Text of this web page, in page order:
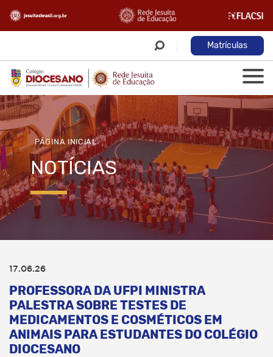
Matrículas
PÁGINA INICIAL
NOTÍCIAS
17.06.26
PROFESSORA DA UFPI MINISTRA
PALESTRA SOBRE TESTES DE
MEDICAMENTOS E COSMÉTICOS EM
ANIMAIS PARA ESTUDANTES DO COLÉGIO
DIOCESANO